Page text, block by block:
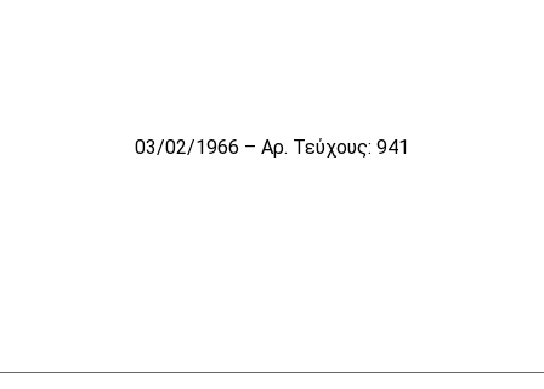
03/02/1966 – Αρ. Τεύχους: 941